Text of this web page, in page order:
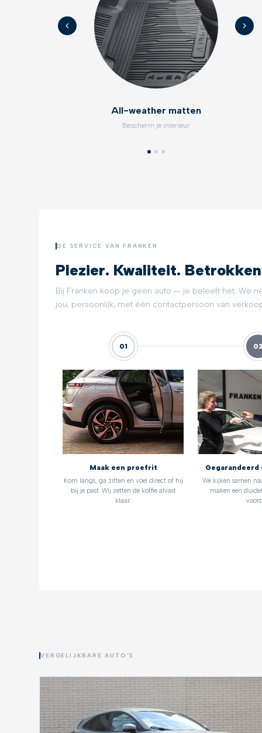
All-weather matten
Bescherm je interieur
DE SERVICE VAN FRANKEN
Plezier. Kwaliteit.
Bij Franken koop je geen auto — je beleeft het. We
jou, persoonlijk, met één contactpersoon van
01
Maak een proefrit
Kom langs, ga zitten en voel direct of hij
bij je past. Wij zetten de koffie alvast
klaar.
02
Gegarandeerd
We kijken samen
maken een
VERGELIJKBARE AUTO'S